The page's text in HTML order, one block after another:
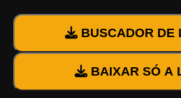
BUSCADOR DE
BAIXAR SÓ A